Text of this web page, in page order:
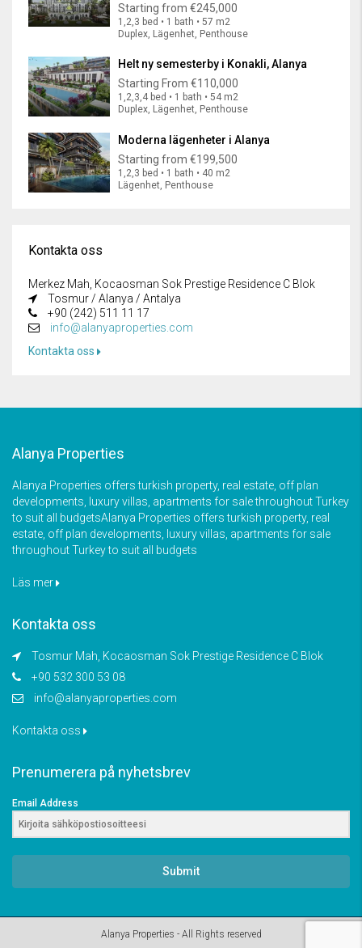
Starting from €245,000
1,2,3 bed • 1 bath • 57 m2
Duplex, Lägenhet, Penthouse
Helt ny semesterby i Konakli, Alanya
Starting From €110,000
1,2,3,4 bed • 1 bath • 54 m2
Duplex, Lägenhet, Penthouse
Moderna lägenheter i Alanya
Starting from €199,500
1,2,3 bed • 1 bath • 40 m2
Lägenhet, Penthouse
Kontakta oss
Merkez Mah, Kocaosman Sok Prestige Residence C Blok
Tosmur / Alanya / Antalya
+90 (242) 511 11 17
info@alanyaproperties.com
Kontakta oss
Alanya Properties
Alanya Properties offers turkish property, real estate, off plan
developments, luxury villas, apartments for sale throughout Turkey
to suit all budgetsAlanya Properties offers turkish property, real
estate, off plan developments, luxury villas, apartments for sale
throughout Turkey to suit all budgets
Läs mer
Kontakta oss
Tosmur Mah, Kocaosman Sok Prestige Residence C Blok
+90 532 300 53 08
info@alanyaproperties.com
Kontakta oss
Prenumerera på nyhetsbrev
Email Address
Submit
Alanya Properties - All Rights reserved